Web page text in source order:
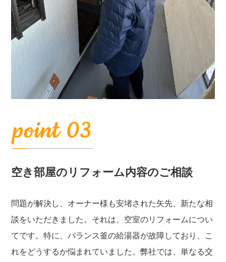
空き部屋のリフォーム内容のご相談
問題が解決し、オーナー様も安堵された矢先、新たな相
談をいただきました。それは、空室のリフォームについ
てです。特に、バランス釜の給湯器が故障しており、こ
れをどうするか悩まれていました。弊社では、単なる交